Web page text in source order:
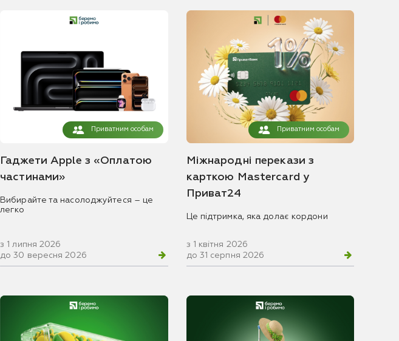
Приватним особам
Гаджети Apple з «Оплатою
частинами»
Вибирайте та насолоджуйтеся – це
легко
з 1 липня 2026
до 30 вересня 2026
Приватним особам
Міжнародні перекази з
карткою Mastercard у
Приват24
Це підтримка, яка долає кордони
з 1 квітня 2026
до 31 серпня 2026